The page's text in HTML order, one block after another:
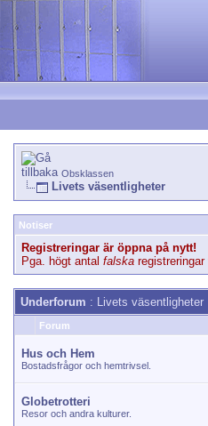
Obsklassen
Livets väsentligheter
Notiser
Registreringar är öppna på nytt!
Pga. högt antal falska
Underforum : Livets väsentligheter
Forum
Hus och Hem
Bostadsfrågor och hemtrivsel.
Globetrotteri
Resor och andra kulturer.